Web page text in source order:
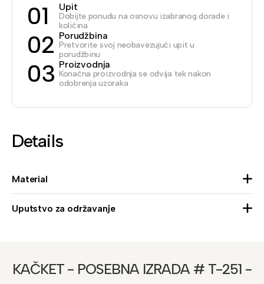
01 Upit
Dobijte ponudu na osnovu izabranog dorade i
količina
02 Porudžbina
Pretvorite svoj neobavezujući upit u
porudžbinu
03 Proizvodnja
Konačna proizvodnja se odvija tek nakon
odobrenja uzoraka
Details
Material
Uputstvo za održavanje
KAČKET - POSEBNA IZRADA # T-251 -